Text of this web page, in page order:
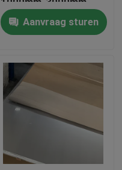
Breedte Standaard
exportpakket
Aanvraag sturen